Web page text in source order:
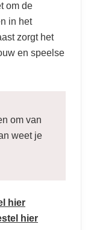
om de
in het
zorgt het
en speelse
om van
weet je
hier
hier